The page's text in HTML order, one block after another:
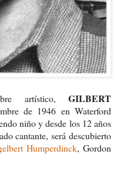
artístico, GILBERT
de 1946 en Waterford
niño y desde los 12 años
cantante, será descubierto
Humperdinck, Gordon